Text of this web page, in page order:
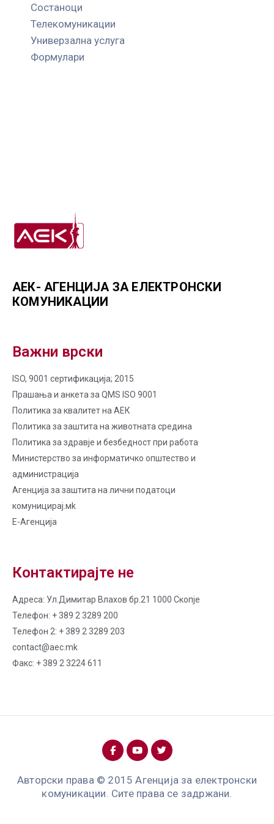
Состаноци
Телекомуникации
Универзална услуга
Формулари
АЕК- АГЕНЦИЈА ЗА ЕЛЕКТРОНСКИ
КОМУНИКАЦИИ
Важни врски
ISO, 9001 сертификација; 2015
Прашања и анкета за QMS ISO 9001
Политика за квалитет на AЕК
Политика за заштита на животната средина
Политика за здравје и безбедност при работа
Министерство за информатичко општество и
администрација
Агенција за заштита на лични податоци
комуницирај.мk
Е-Агенција
Контактирајте не
Адреса: Ул.Димитар Влахов бр.21 1000 Скопје
Телефон: + 389 2 3289 200
Телефон 2: + 389 2 3289 203
contact@aec.mk
Факс: + 389 2 3224 611
Авторски права © 2015 Агенција за електронски
комуникации. Сите права се задржани.